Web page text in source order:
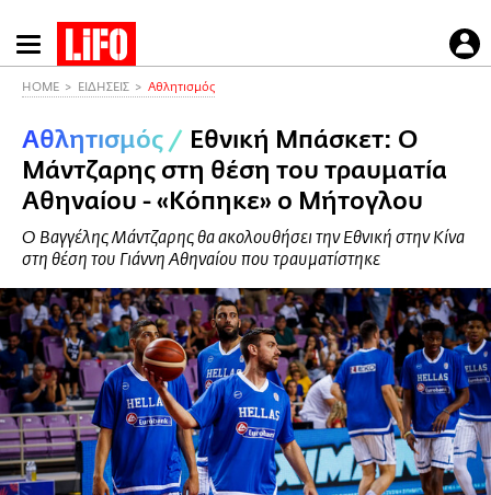
Παράκαμψη
προς
περιεχόμενο
HOME ΕΙΔΗΣΕΙΣ Αθλητισμός
Αθλητισμός / Εθνική Μπάσκετ: O
Μάντζαρης στη θέση του τραυματία
Αθηναίου - «Κόπηκε» ο Μήτογλου
Ο Βαγγέλης Μάντζαρης θα ακολουθήσει την Εθνική στην Κίνα
στη θέση του Γιάννη Αθηναίου που τραυματίστηκε